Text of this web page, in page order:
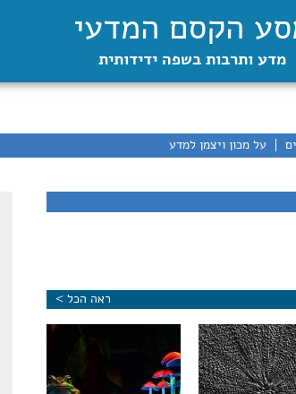
הקסם המדעי
מדע ותרבות בשפה ידידותית
על מכון ויצמן למדע
ראה הכל >